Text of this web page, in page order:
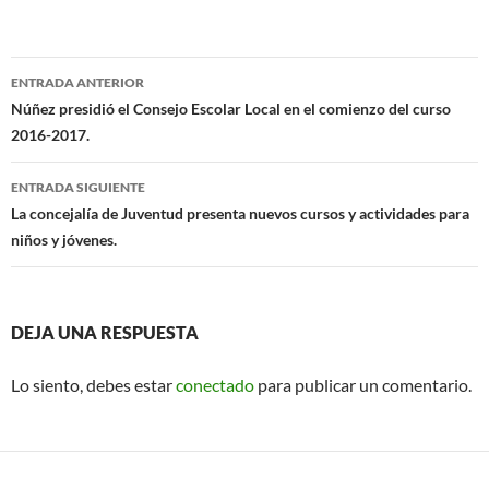
b
o
o
k
s
A
p
Navegación
de
entradas
ENTRADA ANTERIOR
Núñez presidió el Consejo Escolar Local en el comienzo del curso
2016-2017.
ENTRADA SIGUIENTE
La concejalía de Juventud presenta nuevos cursos y actividades para
niños y jóvenes.
DEJA UNA RESPUESTA
Lo siento, debes estarconectado para publicar un comentario.